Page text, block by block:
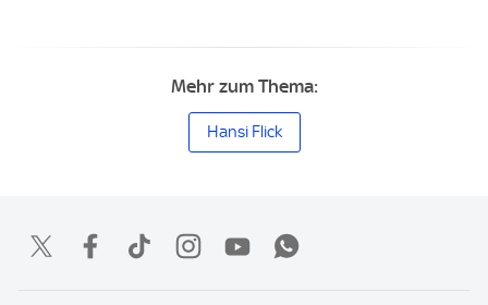
Mehr zum Thema:
Hansi Flick